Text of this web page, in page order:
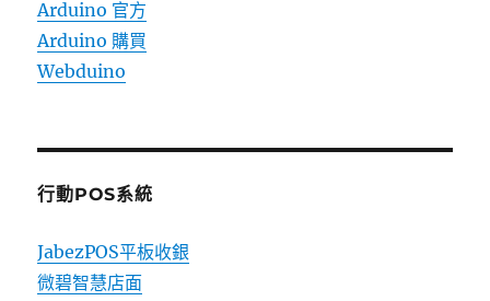
Arduino 官方
Arduino 購買
Webduino
行動POS系統
JabezPOS平板收銀
微碧智慧店面